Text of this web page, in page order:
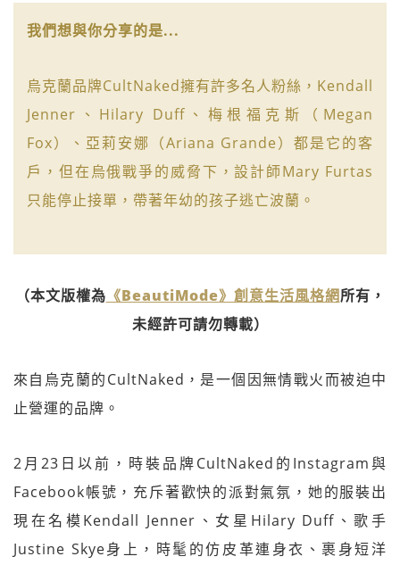
我們想與你分享的是...
烏克蘭品牌CultNaked擁有許多名人粉絲，Kendall
Jenner、Hilary Duff、梅根福克斯（Megan
Fox）、亞莉安娜（Ariana Grande）都是它的客
戶，但在烏俄戰爭的威脅下，設計師Mary Furtas
只能停止接單，帶著年幼的孩子逃亡波蘭。
（本文版權為 《BeautiMode》創意生活風格網所有，
未經許可請勿轉載）
來自烏克蘭的CultNaked，是一個因無情戰火而被迫中
止營運的品牌。
2月23日以前，時裝品牌CultNaked的Instagram與
Facebook帳號，充斥著歡快的派對氣氛，她的服裝出
現在名模Kendall Jenner、女星Hilary Duff、歌手
Justine Skye身上，時髦的仿皮革連身衣、裹身短洋